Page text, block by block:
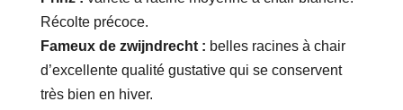
Récolte précoce.
Fameux de zwijndrecht : belles racines à chair
d’excellente qualité gustative qui se conservent
très bien en hiver.